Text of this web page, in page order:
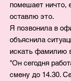
помешает ничто,
оставлю это.
Я позвонила в
объяснила
искать фамилию
"Он сегодня
смену до 14.30.